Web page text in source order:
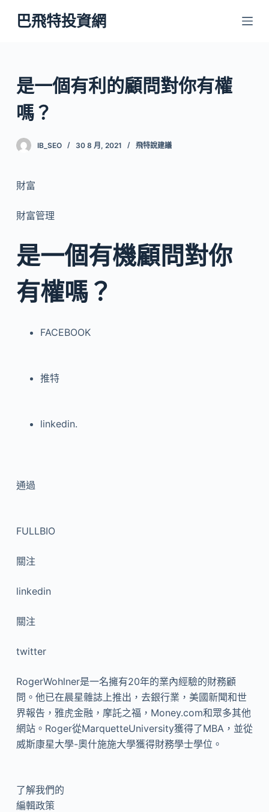
跳
至
內
容
巴飛特投資網
是一個有利的顧問對你有權
嗎？
IB_SEO 30 8 月, 2021 飛特說建議
財富
財富管理
是一個有機顧問對你
有權嗎？
FACEBOOK
推特
linkedin.
通過
FULLBIO
關注
linkedin
關注
twitter
RogerWohlner是一名擁有20年的業內經驗的財務顧
問。他已在晨星雜誌上推出，去銀行業，美國新聞和世
界報告，雅虎金融，摩託之福，Money.com和眾多其他
網站。Roger從MarquetteUniversity獲得了MBA，並從
威斯康星大學-奧什施施大學獲得財務學士學位。
了解我們的
編輯政策